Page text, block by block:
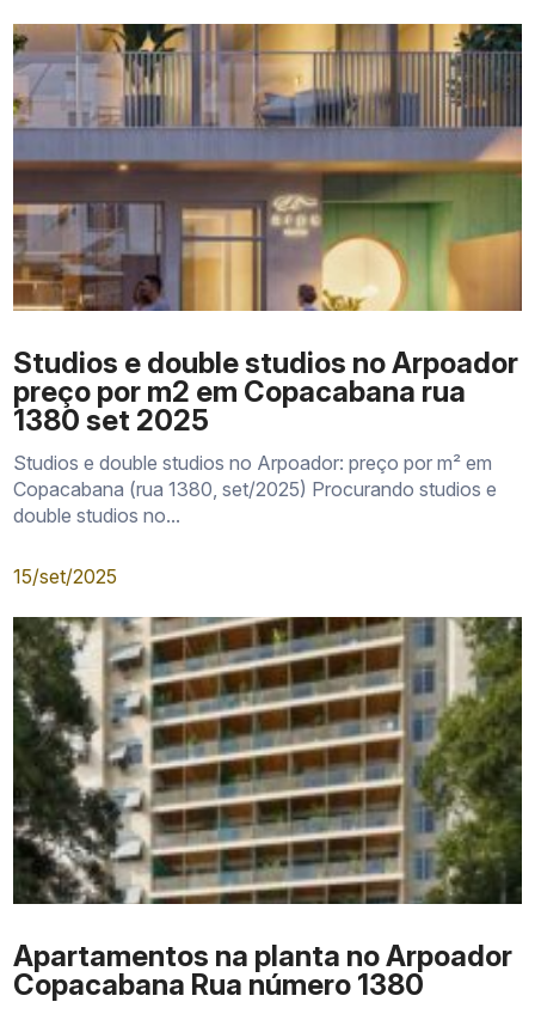
Pedra do Arpoador
Praia do Arpoador
Posto 6
Estação General Osório Ipanema
Avenida Vieira Souto
Avenida Atlântica
Studios e double studios no Arpoador
preço por m2 em Copacabana rua
1380 set 2025
Studios e double studios no Arpoador: preço por m² em
Copacabana (rua 1380, set/2025) Procurando studios e
double studios no...
15/set/2025
Apartamentos na planta no Arpoador
Copacabana Rua número 1380